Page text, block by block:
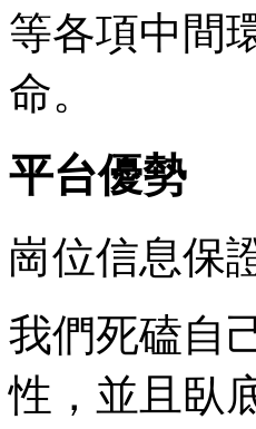
等各項中間
命。
平台優勢
崗位信息保
我們死磕自
性，並且臥